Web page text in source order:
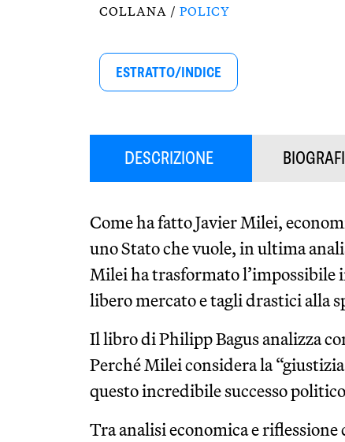
quantità
COLLANA / POLICY
ESTRATTO/INDICE
DESCRIZIONE
Come ha fatto Javier Milei,
uno Stato che vuole, in ultima
Milei ha trasformato l’impossibile
libero mercato e tagli drastici alla
Il libro di Philipp Bagus analizza
Perché Milei considera la
questo incredibile successo
Tra analisi economica e